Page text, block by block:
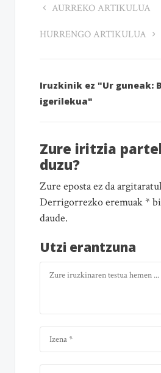
AURREKO ARTIKULUA
HURRENGO ARTIKULUA
Iruzkinik ez "Ur guneak:
igerilekua"
Zure iritzia
duzu?
Zure eposta ez da
Derrigorrezko eremuak *
daude.
Utzi erantzuna